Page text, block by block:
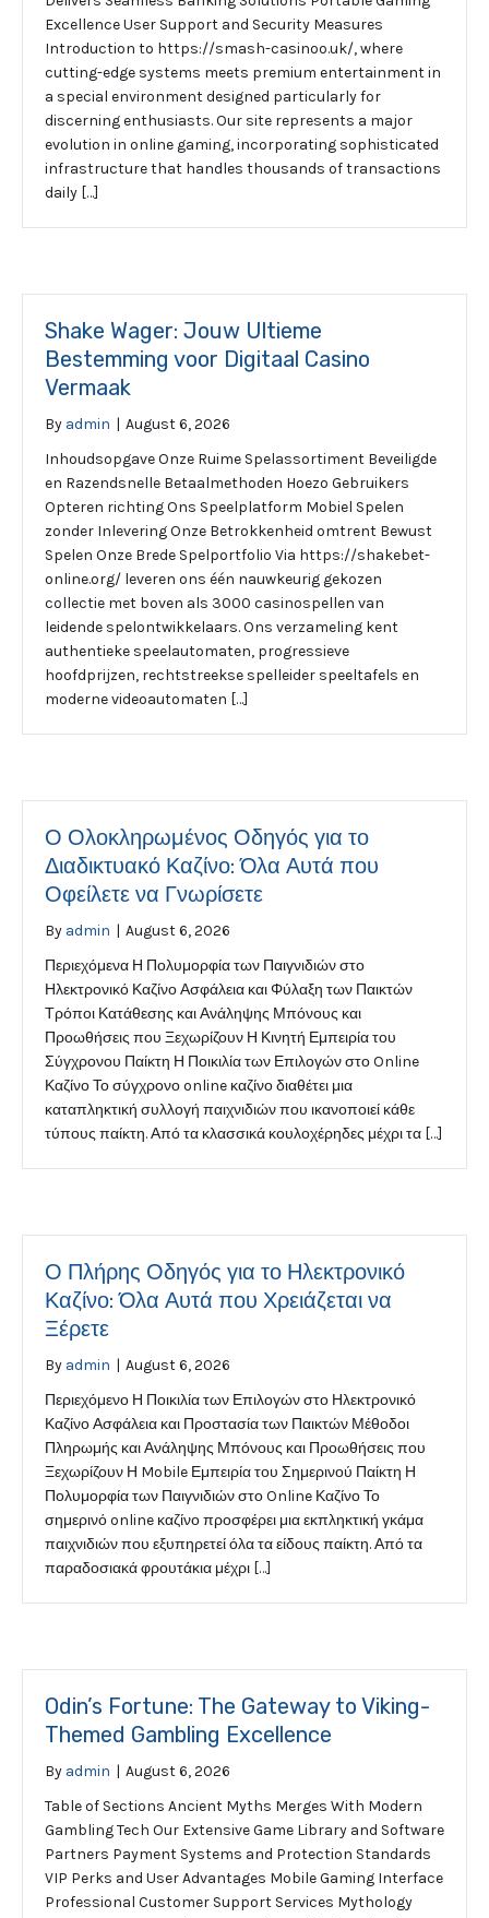
Excellence User Support and Security Measures
Introduction to https://smash-casinoo.uk/, where
cutting-edge systems meets premium entertainment in
a special environment designed particularly for
discerning enthusiasts. Our site represents a major
evolution in online gaming, incorporating sophisticated
infrastructure that handles thousands of transactions
daily […]
Shake Wager: Jouw Ultieme
Bestemming voor Digitaal Casino
Vermaak
By admin | August 6, 2026
Inhoudsopgave Onze Ruime Spelassortiment Beveiligde
en Razendsnelle Betaalmethoden Hoezo Gebruikers
Opteren richting Ons Speelplatform Mobiel Spelen
zonder Inlevering Onze Betrokkenheid omtrent Bewust
Spelen Onze Brede Spelportfolio Via https://shakebet-
online.org/ leveren ons één nauwkeurig gekozen
collectie met boven als 3000 casinospellen van
leidende spelontwikkelaars. Ons verzameling kent
authentieke speelautomaten, progressieve
hoofdprijzen, rechtstreekse spelleider speeltafels en
moderne videoautomaten […]
Ο Ολοκληρωμένος Οδηγός για το
Διαδικτυακό Καζίνο: Όλα Αυτά που
Οφείλετε να Γνωρίσετε
By admin | August 6, 2026
Περιεχόμενα Η Πολυμορφία των Παιγνιδιών στο
Ηλεκτρονικό Καζίνο Ασφάλεια και Φύλαξη των Παικτών
Τρόποι Κατάθεσης και Ανάληψης Μπόνους και
Προωθήσεις που Ξεχωρίζουν Η Κινητή Εμπειρία του
Σύγχρονου Παίκτη Η Ποικιλία των Επιλογών στο Online
Καζίνο Το σύγχρονο online καζίνο διαθέτει μια
καταπληκτική συλλογή παιχνιδιών που ικανοποιεί κάθε
τύπους παίκτη. Από τα κλασσικά κουλοχέρηδες μέχρι τα […]
Ο Πλήρης Οδηγός για το Ηλεκτρονικό
Καζίνο: Όλα Αυτά που Χρειάζεται να
Ξέρετε
By admin | August 6, 2026
Περιεχόμενο Η Ποικιλία των Επιλογών στο Ηλεκτρονικό
Καζίνο Ασφάλεια και Προστασία των Παικτών Μέθοδοι
Πληρωμής και Ανάληψης Μπόνους και Προωθήσεις που
Ξεχωρίζουν Η Mobile Εμπειρία του Σημερινού Παίκτη Η
Πολυμορφία των Παιγνιδιών στο Online Καζίνο Το
σημερινό online καζίνο προσφέρει μια εκπληκτική γκάμα
παιχνιδιών που εξυπηρετεί όλα τα είδους παίκτη. Από τα
παραδοσιακά φρουτάκια μέχρι […]
Odin’s Fortune: The Gateway to Viking-
Themed Gambling Excellence
By admin | August 6, 2026
Table of Sections Ancient Myths Merges With Modern
Gambling Tech Our Extensive Game Library and Software
Partners Payment Systems and Protection Standards
VIP Perks and User Advantages Mobile Gaming Interface
Professional Customer Support Services Mythology